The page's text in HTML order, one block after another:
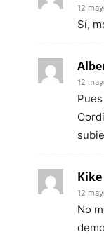
12
Sí,
12
Kike
12
No